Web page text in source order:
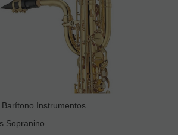
Barítono Instrumentos
Sopranino